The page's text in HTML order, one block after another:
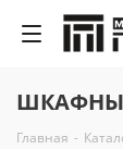
Главная -